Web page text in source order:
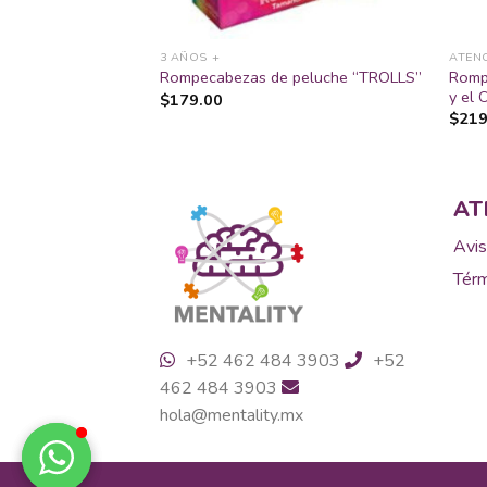
3 AÑOS +
Rompecabezas de peluche “TROLLS”
$179.00
y el
$
+52 462 484 3903
+52
462 484 3903
hola@mentality.mx